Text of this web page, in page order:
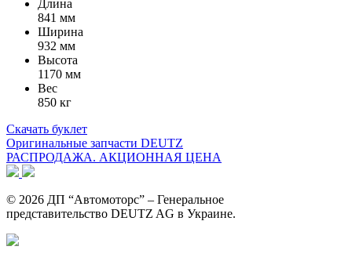
Длина
841 мм
Ширина
932 мм
Высота
1170 мм
Вес
850 кг
Скачать буклет
Оригинальные запчасти DEUTZ
РАСПРОДАЖА. АКЦИОННАЯ ЦЕНА
© 2026 ДП “Автомоторс” – Генеральное
представительство DEUTZ AG в Украине.